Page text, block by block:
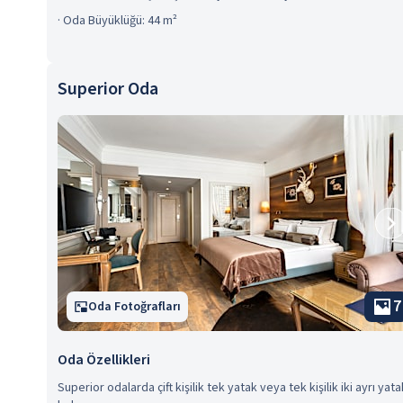
· Oda Büyüklüğü: 44 m²
Superior Oda
Oda Fotoğrafları 7
Oda Özellikleri
Superior odalarda çift kişilik tek yatak veya tek kişilik iki ayrı